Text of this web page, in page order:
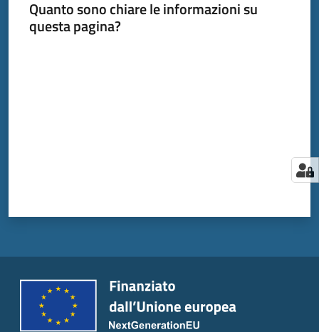
Quanto sono chiare le informazioni su
questa pagina?